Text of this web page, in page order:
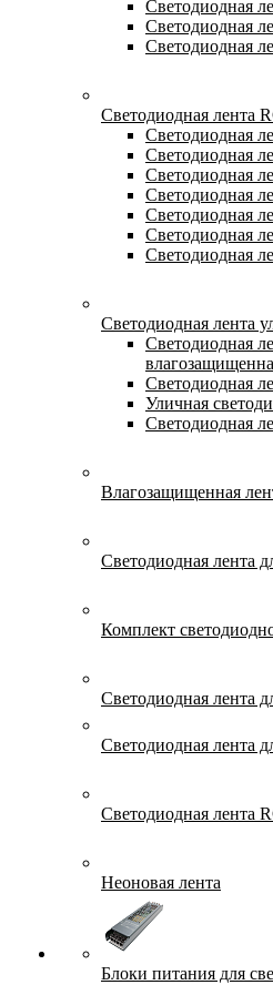
Светодиодная
Светодиодная
Светодиодная
Светодиодная лента
Светодиодная
Светодиодная
Светодиодная
Светодиодная
Светодиодная
Светодиодная
Светодиодная
Светодиодная лента
Светодиодная
Светодиодная
Уличная
Светодиодная
Влагозащищенная
Светодиодная лента
Комплект
Светодиодная лента
Светодиодная лента
Светодиодная лента
Неоновая лента
Блоки питания для